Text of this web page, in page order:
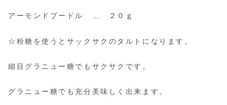
アーモンドプードル … ２０ｇ
☆粉糖を使うとサックサクのタルトになります。
細目グラニュー糖でもサクサクです。
グラニュー糖でも充分美味しく出来ます。